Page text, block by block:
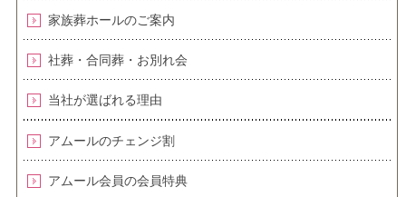
家族葬ホールのご案内
社葬・合同葬・お別れ会
当社が選ばれる理由
アムールのチェンジ割
アムール会員の会員特典